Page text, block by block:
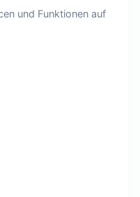
und Funktionen auf